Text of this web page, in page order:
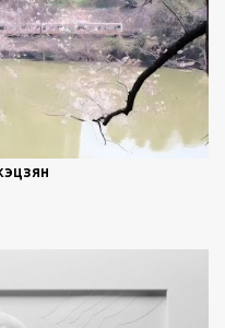
картины художника,
в себе классическую
современной жизни. В
картин предлагают
который усиливается его
освещения". Для
страницу –